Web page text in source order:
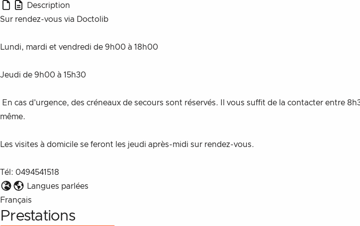
Description
Sur rendez-vous via Doctolib
Lundi, mardi et vendredi de 9h00 à 18h00
Jeudi de 9h00 à 15h30
même.
Les visites à domicile se feront les jeudi après-midi sur rendez-vous.
Tél: 0494541518
Langues parlées
Français
Prestations